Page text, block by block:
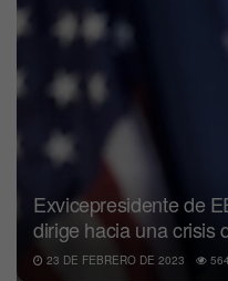
Exvicepresidente de
dirige hacia una crisis
23 DE FEBRERO DE 2023 564